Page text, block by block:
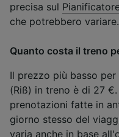
precisa sul
che potrebbero variare.
Quanto costa il treno
Il prezzo più basso
(Riß) in treno è di 27
prenotazioni fatte in
giorno stesso del
varia anche in base